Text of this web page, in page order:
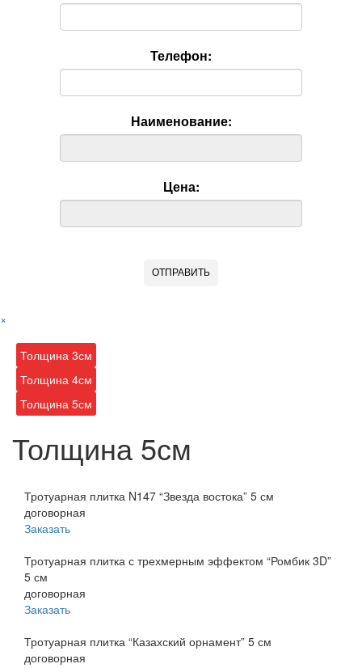
Телефон:
Наименование:
Цена:
×
Толщина 3см
Толщина 4см
Толщина 5см
Толщина 5см
Тротуарная плитка N147 “Звезда востока” 5 см
договорная
Заказать
Тротуарная плитка с трехмерным эффектом “Ромбик 3D”
5 см
договорная
Заказать
Тротуарная плитка “Казахский орнамент” 5 см
договорная